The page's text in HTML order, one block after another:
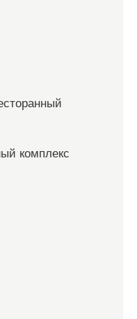
комплекс